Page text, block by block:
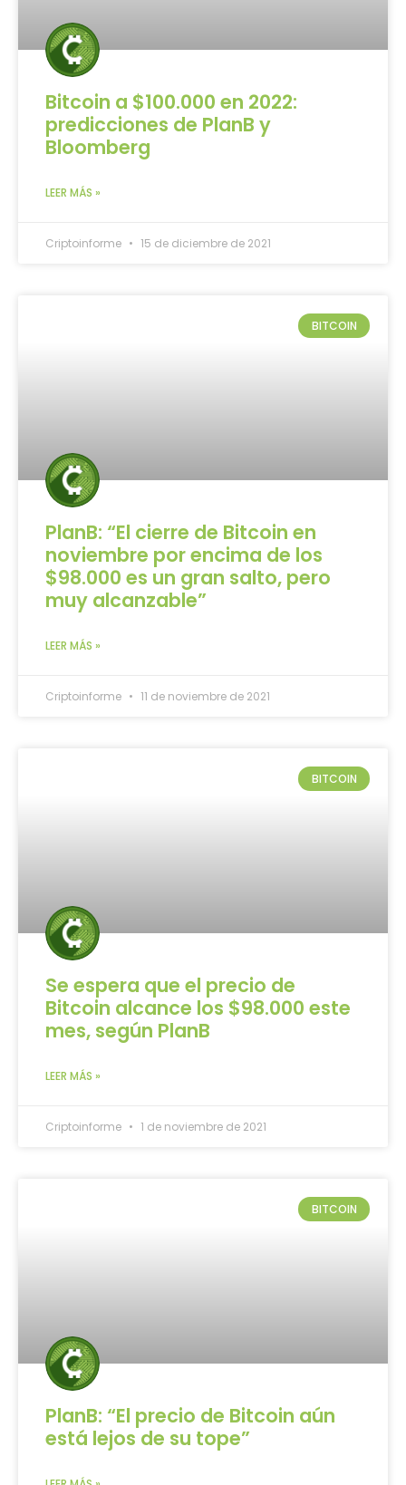
Bitcoin a $100.000 en 2022:
predicciones de PlanB y
Bloomberg
LEER MÁS »
Criptoinforme 15 de diciembre de 2021
BITCOIN
PlanB: “El cierre de Bitcoin en
noviembre por encima de los
$98.000 es un gran salto, pero
muy alcanzable”
LEER MÁS »
Criptoinforme 11 de noviembre de 2021
BITCOIN
Se espera que el precio de
Bitcoin alcance los $98.000 este
mes, según PlanB
LEER MÁS »
Criptoinforme 1 de noviembre de 2021
BITCOIN
PlanB: “El precio de Bitcoin aún
está lejos de su tope”